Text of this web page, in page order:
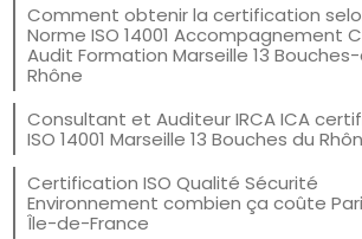
Comment obtenir la certification
Norme ISO 14001 Accompagnement
Audit Formation Marseille 13
Rhône
Consultant et Auditeur IRCA ICA
ISO 14001 Marseille 13 Bouches du
Certification ISO Qualité Sécurité
Environnement combien ça coûte
Île-de-France